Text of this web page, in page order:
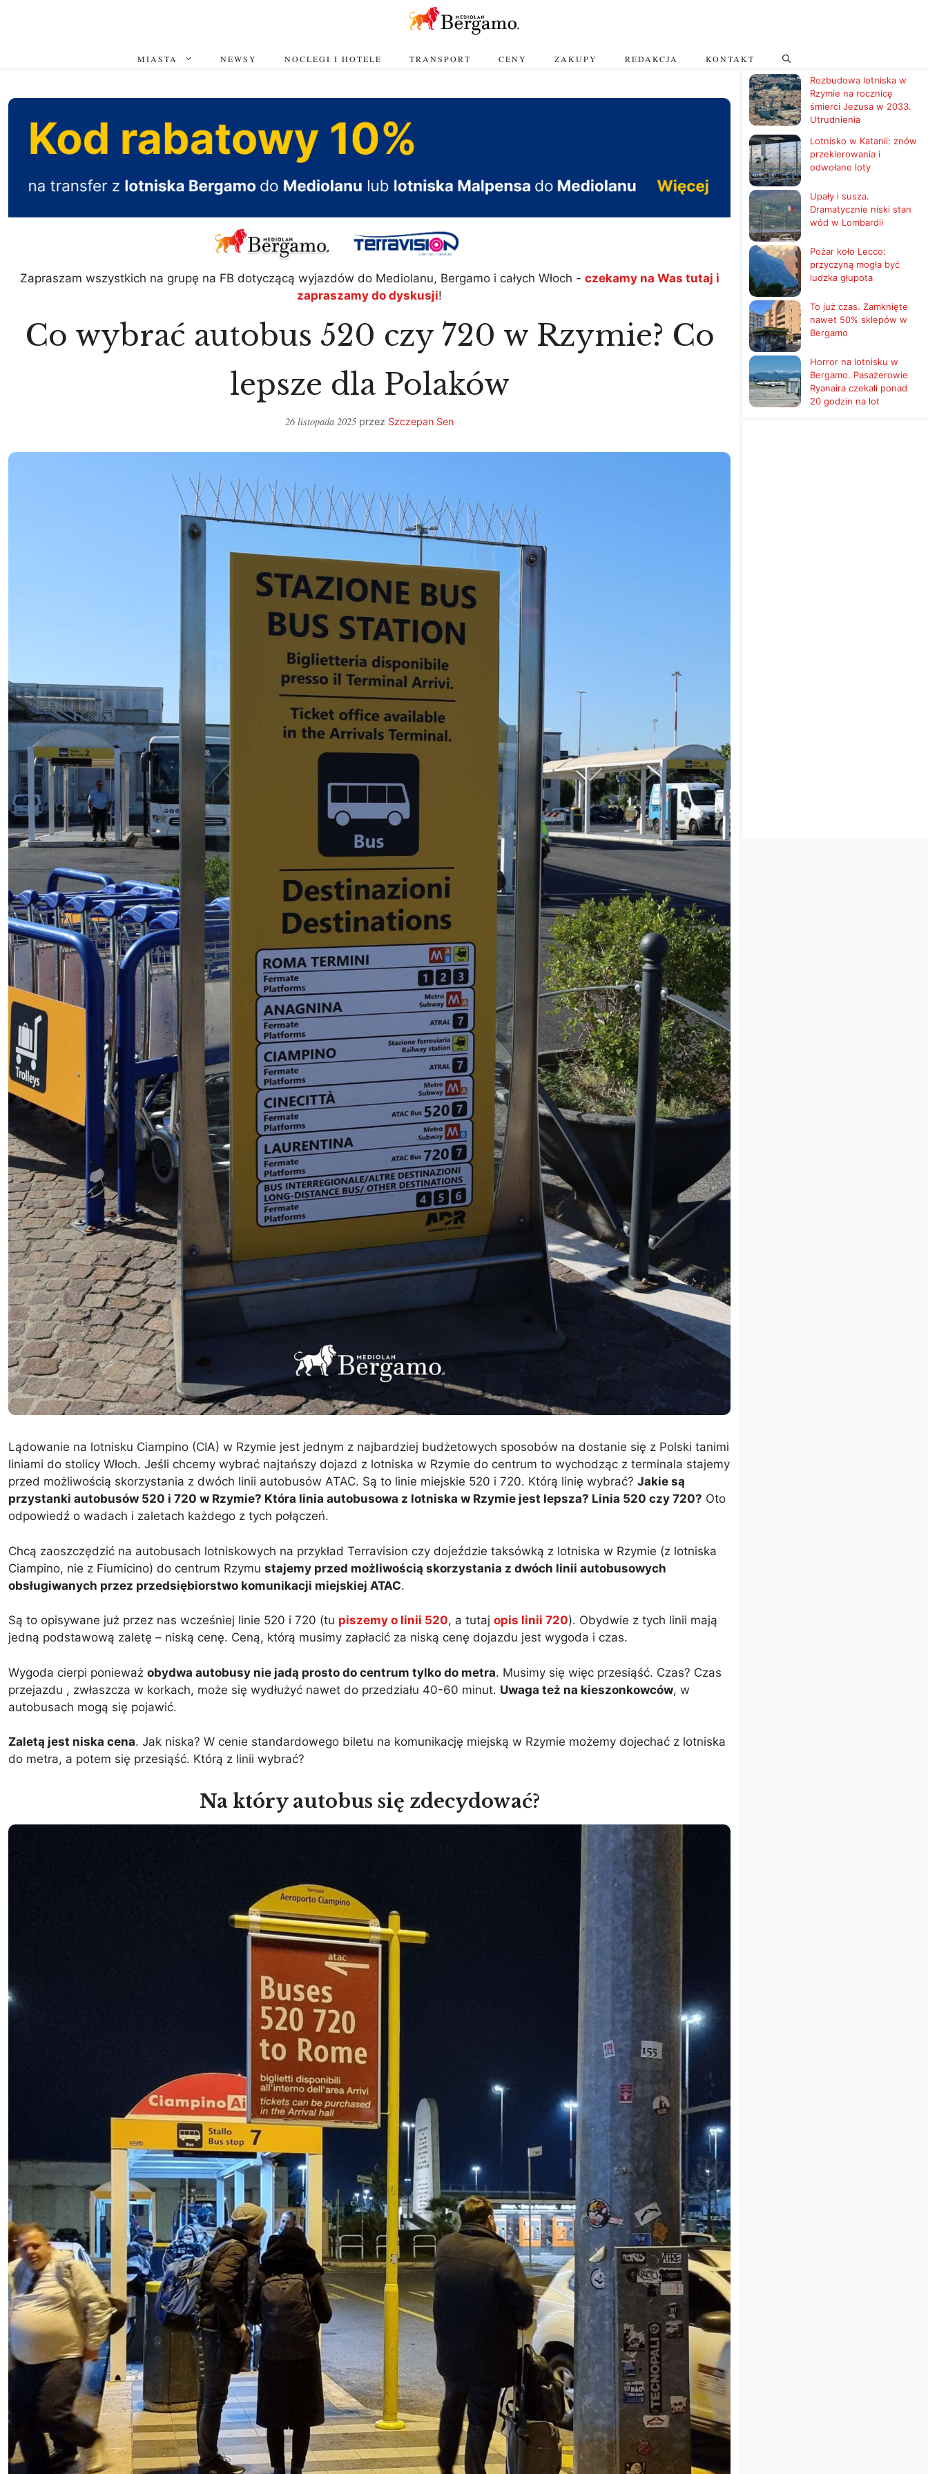
MIASTA NEWSY NOCLEGI I HOTELE TRANSPORT CENY ZAKUPY REDAKCJA KONTAKT
Zapraszam wszystkich na grupę na FB dotyczącą wyjazdów do Mediolanu, Bergamo i całych Włoch - czekamy na Was tutaj i
zapraszamy do dyskusji!
Co wybrać autobus 520 czy 720 w Rzymie? Co
lepsze dla Polaków
26 listopada 2025 przez Szczepan Sen
Lądowanie na lotnisku Ciampino (CIA) w Rzymie jest jednym z najbardziej budżetowych sposobów na dostanie się z Polski tanimi
liniami do stolicy Włoch. Jeśli chcemy wybrać najtańszy dojazd z lotniska w Rzymie do centrum to wychodząc z terminala stajemy
przed możliwością skorzystania z dwóch linii autobusów ATAC. Są to linie miejskie 520 i 720. Którą linię wybrać? Jakie są
przystanki autobusów 520 i 720 w Rzymie? Która linia autobusowa z lotniska w Rzymie jest lepsza? Linia 520 czy 720? Oto
odpowiedź o wadach i zaletach każdego z tych połączeń.
Chcą zaoszczędzić na autobusach lotniskowych na przykład Terravision czy dojeździe taksówką z lotniska w Rzymie (z lotniska
Ciampino, nie z Fiumicino) do centrum Rzymu stajemy przed możliwością skorzystania z dwóch linii autobusowych
obsługiwanych przez przedsiębiorstwo komunikacji miejskiej ATAC.
Są to opisywane już przez nas wcześniej linie 520 i 720 (tu piszemy o linii 520, a tutaj opis linii 720). Obydwie z tych linii mają
jedną podstawową zaletę – niską cenę. Ceną, którą musimy zapłacić za niską cenę dojazdu jest wygoda i czas.
Wygoda cierpi ponieważ obydwa autobusy nie jadą prosto do centrum tylko do metra. Musimy się więc przesiąść. Czas? Czas
przejazdu , zwłaszcza w korkach, może się wydłużyć nawet do przedziału 40-60 minut. Uwaga też na kieszonkowców, w
autobusach mogą się pojawić.
Zaletą jest niska cena. Jak niska? W cenie standardowego biletu na komunikację miejską w Rzymie możemy dojechać z lotniska
do metra, a potem się przesiąść. Którą z linii wybrać?
Na który autobus się zdecydować?
Rozbudowa lotniska w
Rzymie na rocznicę
śmierci Jezusa w 2033.
Utrudnienia
Lotnisko w Katanii: znów
przekierowania i
odwołane loty
Upały i susza.
Dramatycznie niski stan
wód w Lombardii
Pożar koło Lecco:
przyczyną mogła być
ludzka głupota
To już czas. Zamknięte
nawet 50% sklepów w
Bergamo
Horror na lotnisku w
Bergamo. Pasażerowie
Ryanaira czekali ponad
20 godzin na lot